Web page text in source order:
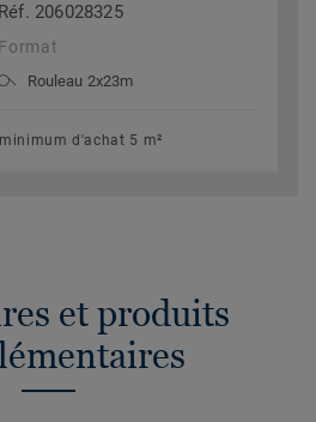
Réf. 206028325
Format
Rouleau 2x23m
d'achat 5 m²
et produits